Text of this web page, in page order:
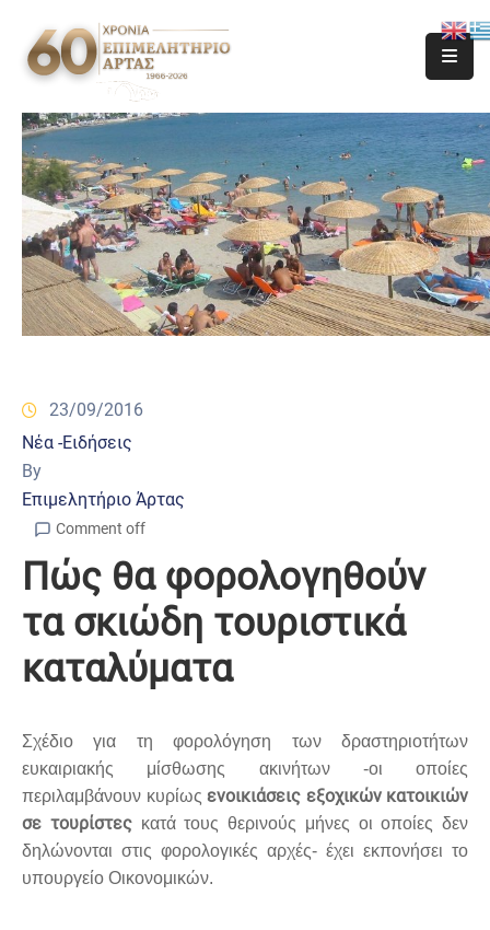
23/09/2016
Νέα -Ειδήσεις
By
Επιμελητήριο Άρτας
Comment off
Πώς θα φορολογηθούν
τα σκιώδη τουριστικά
καταλύματα
Σχέδιο για τη φορολόγηση των δραστηριοτήτων
ευκαιριακής μίσθωσης ακινήτων -οι οποίες
περιλαμβάνουν κυρίως ενοικιάσεις εξοχικών κατοικιών
σε τουρίστεςκατά τους θερινούς μήνες οι οποίες δεν
δηλώνονται στις φορολογικές αρχές- έχει εκπονήσει το
υπουργείο Οικονομικών.